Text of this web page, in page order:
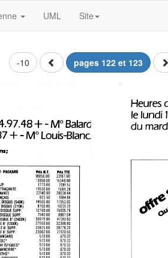
UML Site
-10 pages 122 et 123